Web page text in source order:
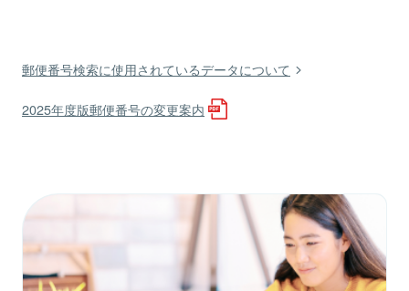
郵便番号検索に使用されているデータについて
2025年度版郵便番号の変更案内